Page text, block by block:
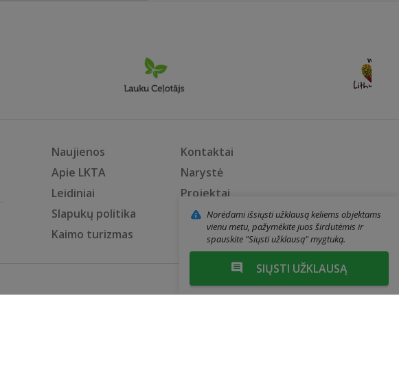
Norėdami išsiųsti užklausą keliems objektams
vienu metu, pažymėkite juos širdutėmis ir
spauskite "Siųsti užklausą" mygtuką.
SIŲSTI UŽKLAUSĄ
Naujienos
Kontaktai
Apie LKTA
Narystė
Leidiniai
Projektai
Slapukų politika
Privatumo politika
Kaimo turizmas
Narių prisijungimas
Web sprendimai: